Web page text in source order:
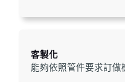
客製化
能夠依照管件要求訂做